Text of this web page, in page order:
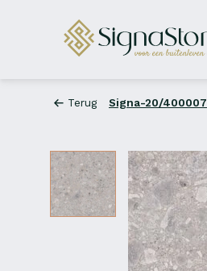
Terug Signa-20/400007